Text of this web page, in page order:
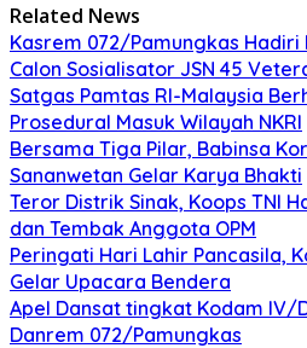
Related News
Kasrem 072/Pamungkas Hadiri
Calon Sosialisator JSN 45
Satgas Pamtas RI-Malaysia
Prosedural Masuk Wilayah NKRI
Bersama Tiga Pilar, Babinsa
Sananwetan Gelar Karya Bhakti
Teror Distrik Sinak, Koops TNI
dan Tembak Anggota OPM
Peringati Hari Lahir Pancasila,
Gelar Upacara Bendera
Apel Dansat tingkat Kodam lV/
Danrem 072/Pamungkas